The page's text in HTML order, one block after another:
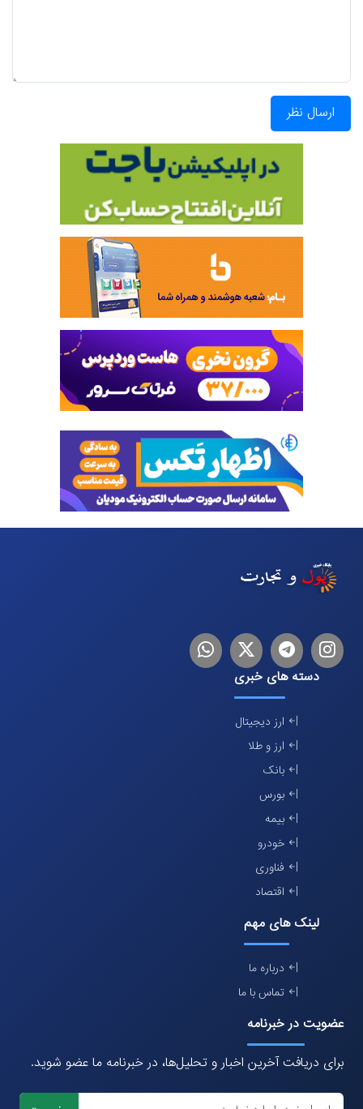
ارسال نظر
اینستاگرام
تلگرام توییترلینکدین
دسته های خبری
ارز دیجیتال
ارز و طلا
بانک
بورس
بیمه
خودرو
فناوری
اقتصاد
لینک های مهم
درباره ما
تماس با ما
عضویت در خبرنامه
برای دریافت آخرین اخبار و تحلیل‌ها، در خبرنامه ما عضو شوید.